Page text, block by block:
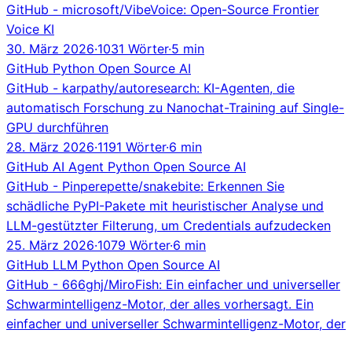
GitHub - microsoft/VibeVoice: Open-Source Frontier
Voice KI
30. März 2026·1031 Wörter·5 min
GitHub Python Open Source AI
GitHub - karpathy/autoresearch: KI-Agenten, die
automatisch Forschung zu Nanochat-Training auf Single-
GPU durchführen
28. März 2026·1191 Wörter·6 min
GitHub AI Agent Python Open Source AI
GitHub - Pinperepette/snakebite: Erkennen Sie
schädliche PyPI-Pakete mit heuristischer Analyse und
LLM-gestützter Filterung, um Credentials aufzudecken
25. März 2026·1079 Wörter·6 min
GitHub LLM Python Open Source AI
GitHub - 666ghj/MiroFish: Ein einfacher und universeller
Schwarmintelligenz-Motor, der alles vorhersagt. Ein
einfacher und universeller Schwarmintelligenz-Motor, der